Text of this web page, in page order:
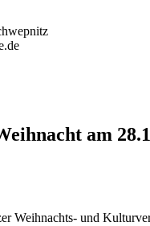
am
Weihnachts- und